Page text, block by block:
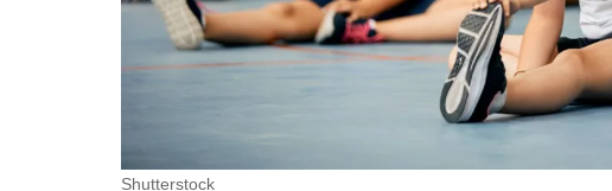
Shutterstock